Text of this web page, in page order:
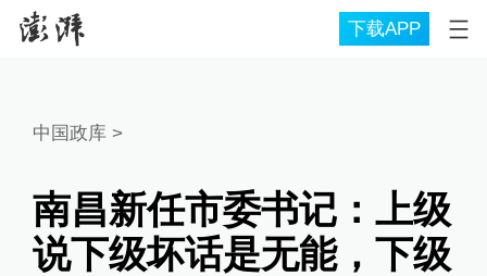
下载APP
中国政库 >
南昌新任市委书记：上级
说下级坏话是无能，下级